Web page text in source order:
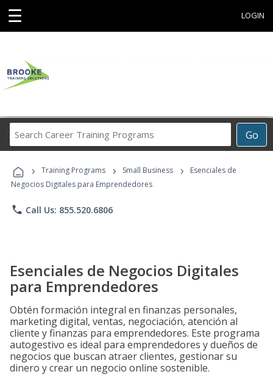
☰ LOGIN
Go
Career
Programs
› Training Programs › Small Business ›
Esenciales de
Negocios Digitales para Emprendedores
phone Call Us: 855.520.6806
Esenciales de Negocios Digitales
para Emprendedores
Obtén formación integral en finanzas personales,
marketing digital, ventas, negociación, atención al
cliente y finanzas para emprendedores. Este programa
autogestivo es ideal para emprendedores y dueños de
negocios que buscan atraer clientes, gestionar su
dinero y crear un negocio online sostenible.